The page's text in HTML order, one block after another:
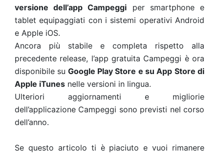
versione dell’app Campeggi per smartphone e
tablet equipaggiati con i sistemi operativi Android
e Apple iOS.
Ancora più stabile e completa rispetto alla
precedente release, l’app gratuita Campeggi è ora
disponibile su Google Play Store e su App Store di
Apple iTunes nelle versioni in lingua.
Ulteriori aggiornamenti e migliorie
dell’applicazione Campeggi sono previsti nel corso
dell’anno.
Se questo articolo ti è piaciuto e vuoi rimanere